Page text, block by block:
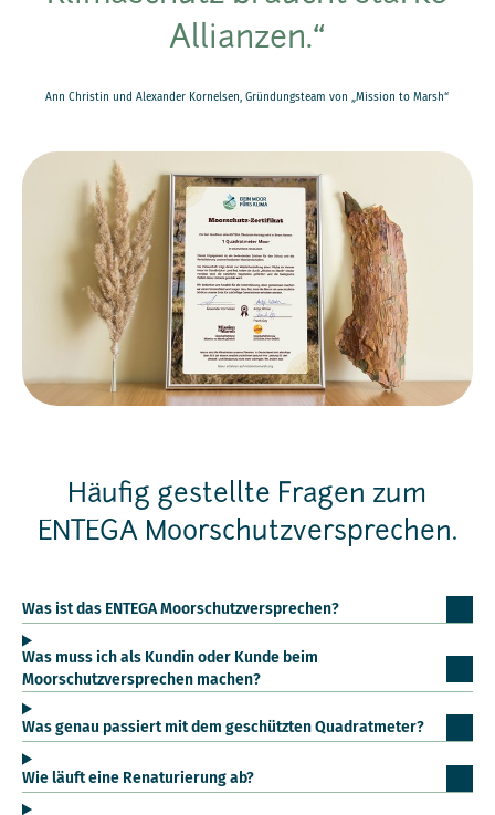
Allianzen.
Ann Christin und Alexander Kornelsen, Gründungsteam von „Mission to Marsh“
Häufig gestellte Fragen zum
ENTEGA Moorschutzversprechen.
Was ist das ENTEGA Moorschutzversprechen?
Was muss ich als Kundin oder Kunde beim
Moorschutzversprechen machen?
Was genau passiert mit dem geschützten Quadratmeter?
Wie läuft eine Renaturierung ab?